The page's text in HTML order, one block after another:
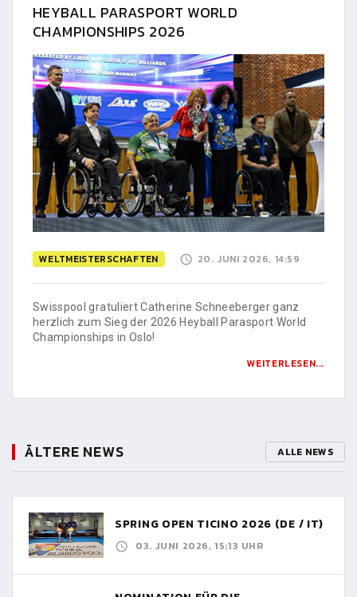
HEYBALL PARASPORT WORLD
CHAMPIONSHIPS 2026
WELTMEISTERSCHAFTEN 20. JUNI 2026, 14:59
Swisspool gratuliert Catherine Schneeberger ganz
herzlich zum Sieg der 2026 Heyball Parasport World
Championships in Oslo!
WEITERLESEN...
ÄLTERE NEWS ALLE NEWS
SPRING OPEN TICINO 2026 (DE / IT)
03. JUNI 2026, 15:13 UHR